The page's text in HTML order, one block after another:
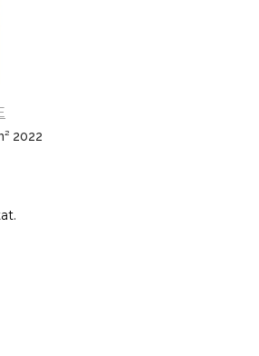
2022